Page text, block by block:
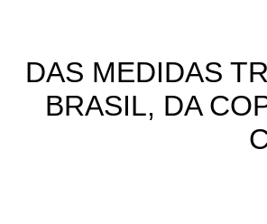
DAS MEDIDAS
BRASIL, DA